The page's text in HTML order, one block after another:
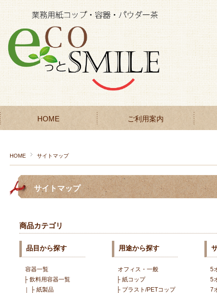
HOME ご利用案内
HOME サイトマップ
サイトマップ
商品カテゴリ
品目から探す
容器一覧
├ 飲料用容器一覧
｜
├ 紙製品
用途から探す
オフィス・一般
├ 紙コップ
├ プラスト/PETコップ
5
5
7